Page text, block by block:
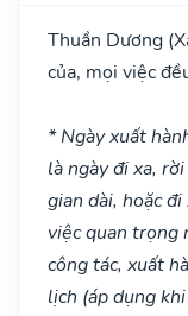
Thuần Dương
của, mọi việc
* Ngày xuất
là ngày đi xa,
gian dài, hoặc
việc quan trọng
công tác, xuất
lịch (áp dụng